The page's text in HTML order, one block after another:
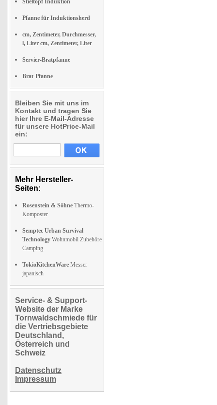
Stieltopf Induktion
Pfanne für Induktionsherd
cm, Zentimeter, Durchmesser,
l, Liter cm, Zentimeter, Liter
Servier-Bratpfanne
Brat-Pfanne
Bleiben Sie mit uns im
Kontakt und tragen Sie
hier Ihre E-Mail-Adresse
für unsere HotPrice-Mail
ein:
Mehr Hersteller-
Seiten:
Rosenstein & Söhne Thermo-
Komposter
Semptec Urban Survival
Technology Wohnmobil Zubehöre
Camping
TokioKitchenWare Messer
japanisch
Service- & Support-
Website der Marke
Tornwaldschmiede für
die Vertriebsgebiete
Deutschland,
Österreich und
Schweiz
Datenschutz
Impressum